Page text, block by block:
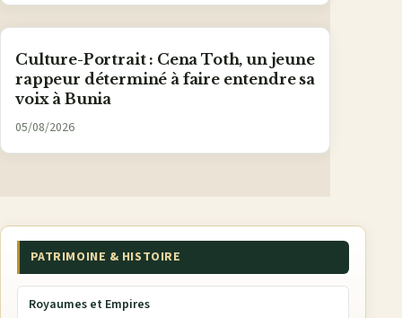
Culture-Portrait : Cena Toth, un jeune
rappeur déterminé à faire entendre sa
voix à Bunia
05/08/2026
PATRIMOINE & HISTOIRE
Royaumes et Empires